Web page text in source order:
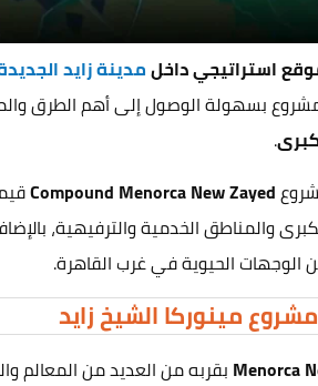
استراتيجي داخلمدينة زايد
بسهولة الوصول إلى أهم الطرق
.
Compound Menorca New Zayed
والمناطق الخدمية والترفيهية،
الحيوية في غرب القاهرة.
مينوركا الشيخ زايد
Menorca بقربه من العديد من المعالم